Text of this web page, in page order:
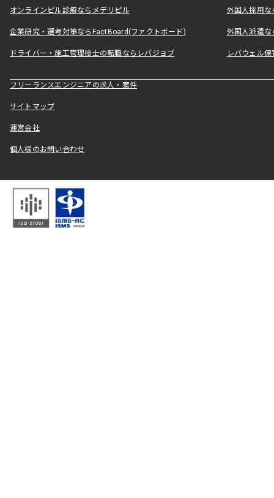
オンラインピル診療ならメデリピル 外国人採用
企業研究・選考対策ならFactBoard(ファクトボード) 外国人派遣な
ドライバー・施工管理技士の転職ならレバジョブ レバウェル
フリーランスエンジニアの求人・案件
サイトマップ
運営会社
個人様のお問い合わせ